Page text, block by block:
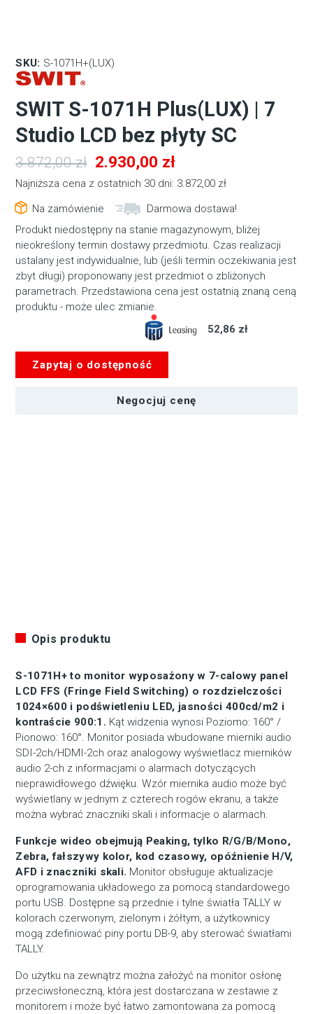
SKU: S-1071H+(LUX)
SWIT S-1071H Plus(LUX) | 7
Studio LCD bez płyty SC
3.872,00zł Pierwotna
cena
wynosiła:
3.872,00 zł.
2.930,00 złAktualna
cena
wynosi:
2.930,00 zł.
Najniższa cena z ostatnich 30 dni: 3.872,00 zł
Na zamówienie
Darmowa dostawa!
Produkt niedostępny na stanie magazynowym, bliżej
nieokreślony termin dostawy przedmiotu. Czas realizacji
ustalany jest indywidualnie, lub (jeśli termin oczekiwania jest
zbyt długi) proponowany jest przedmiot o zbliżonych
parametrach. Przedstawiona cena jest ostatnią znaną ceną
produktu - może ulec zmianie.
52,86 zł
Zapytaj o dostępność
Negocjuj cenę
Opis produktu
S-1071H+ to monitor wyposażony w 7-calowy panel
LCD FFS (Fringe Field Switching) o rozdzielczości
1024×600 i podświetleniu LED, jasności 400cd/m2 i
kontraście 900:1. Kąt widzenia wynosi Poziomo: 160° /
Pionowo: 160°. Monitor posiada wbudowane mierniki audio
SDI-2ch/HDMI-2ch oraz analogowy wyświetlacz mierników
audio 2-ch z informacjami o alarmach dotyczących
nieprawidłowego dźwięku. Wzór miernika audio może być
wyświetlany w jednym z czterech rogów ekranu, a także
można wybrać znaczniki skali i informacje o alarmach.
Funkcje wideo obejmują Peaking, tylko R/G/B/Mono,
Zebra, fałszywy kolor, kod czasowy, opóźnienie H/V,
AFD i znaczniki skali. Monitor obsługuje aktualizacje
oprogramowania układowego za pomocą standardowego
portu USB. Dostępne są przednie i tylne światła TALLY w
kolorach czerwonym, zielonym i żółtym, a użytkownicy
mogą zdefiniować piny portu DB-9, aby sterować światłami
TALLY.
Do użytku na zewnątrz można założyć na monitor osłonę
przeciwsłoneczną, która jest dostarczana w zestawie z
monitorem i może być łatwo zamontowana za pomocą